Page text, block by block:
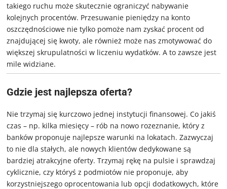
takiego ruchu może skutecznie ograniczyć nabywanie
kolejnych procentów. Przesuwanie pieniędzy na konto
oszczędnościowe nie tylko pomoże nam zyskać procent od
znajdującej się kwoty, ale również może nas zmotywować do
większej skrupulatności w liczeniu wydatków. A to zawsze jest
mile widziane.
Gdzie jest najlepsza oferta?
Nie trzymaj się kurczowo jednej instytucji finansowej. Co jakiś
czas – np. kilka miesięcy – rób na nowo rozeznanie, który z
banków proponuje najlepsze warunki na lokatach. Zazwyczaj
to nie dla stałych, ale nowych klientów dedykowane są
bardziej atrakcyjne oferty. Trzymaj rękę na pulsie i sprawdzaj
cyklicznie, czy któryś z podmiotów nie proponuje, aby
korzystniejszego oprocentowania lub opcji dodatkowych, które